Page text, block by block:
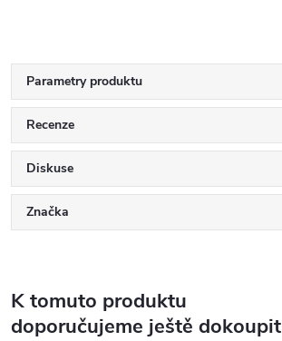
Parametry produktu
Recenze
Diskuse
Značka
K tomuto produktu
doporučujeme ještě dokoupit